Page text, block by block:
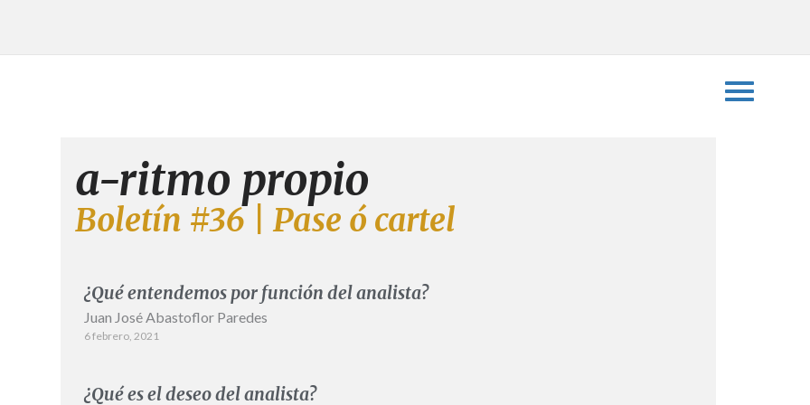
a-ritmo propio
Boletín #36 | Pase ó cartel
¿Qué entendemos por función del analista?
Juan José Abastoflor Paredes
6 febrero, 2021
¿Qué es el deseo del analista?